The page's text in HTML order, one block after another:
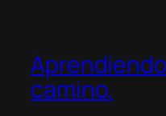
camino.